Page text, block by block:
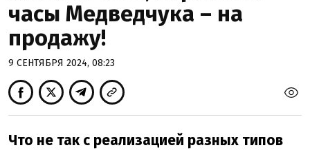
часы Медведчука – на
продажу!
9 СЕНТЯБРЯ 2024, 08:23
Что не так с реализацией разных типов